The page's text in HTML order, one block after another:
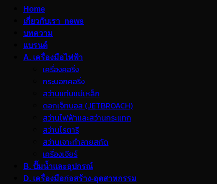
Home
เกี่ยวกับเรา_news
บทความ
แบรนด์
A. เครื่องมือไฟฟ้า
เครื่องคอริ่ง
กระบอกคอริ่ง
สว่านแท่นแม่เหล็ก
ดอกเจ็ทบอส (JETBROACH)
สว่านไฟฟ้าและสว่านกระแทก
สว่านโรตารี
สว่านเจาะทำลายสกัด
เครื่องเจียร์
B. ปั๊มน้ำและอุปกรณ์
D. เครื่องมือก่อสร้าง-อุตสาหกรรม